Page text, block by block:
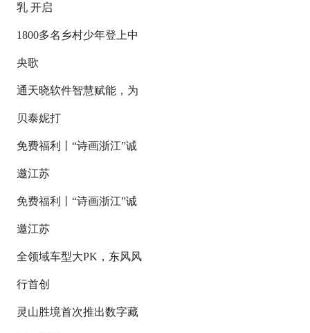
乳 开启
1800多名乡村少年登上中
央歌
通天晓软件智慧赋能，为
贝泰妮打
免费福利丨“诗画浙江”诚
邀江苏
免费福利丨“诗画浙江”诚
邀江苏
全领域车型大PK，东风风
行首创
灵山胜境首次推出数字藏